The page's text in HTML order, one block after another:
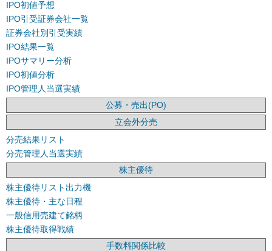
IPO初値予想
IPO引受証券会社一覧
証券会社別引受実績
IPO結果一覧
IPOサマリー分析
IPO初値分析
IPO管理人当選実績
公募・売出(PO)
立会外分売
分売結果リスト
分売管理人当選実績
株主優待
株主優待リスト出力機
株主優待・主な日程
一般信用売建て銘柄
株主優待取得戦績
手数料関係比較